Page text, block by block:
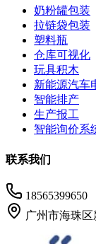
奶粉罐包装
拉链袋包装
塑料瓶
仓库可视化
玩具积木
新能源汽车
智能排产
生产报工
智能询价系
联系我们
18565399650
广州市海珠